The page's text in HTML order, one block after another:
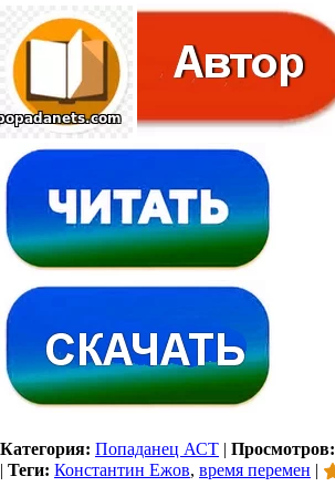
Категория: Попаданец АСТ | Просмотров:
| Теги: Константин Ежов, время перемен |